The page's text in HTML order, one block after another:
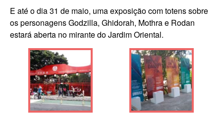
E até o dia 31 de maio, uma exposição com totens sobre
os personagens Godzilla, Ghidorah, Mothra e Rodan
estará aberta no mirante do Jardim Oriental.